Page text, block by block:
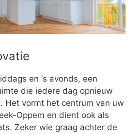
en ‘s avonds, een
die iedere dag opnieuw
Het vormt het centrum van uw
Oppem en dient ook als
Zeker wie graag achter de